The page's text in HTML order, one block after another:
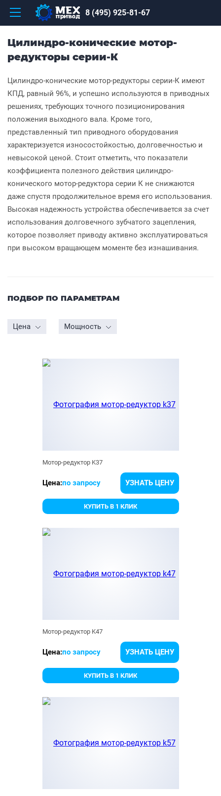
8 (495) 925-81-67
Цилиндро-конические мотор-
редукторы серии-К
Цилиндро-конические мотор-редукторы серии-К имеют
КПД, равный 96%, и успешно используются в приводных
решениях, требующих точного позиционирования
положения выходного вала. Кроме того,
представленный тип приводного оборудования
характеризуется износостойкостью, долговечностью и
невысокой ценой. Стоит отметить, что показатели
коэффициента полезного действия цилиндро-
конического мотор-редуктора серии К не снижаются
даже спустя продолжительное время его использования.
Высокая надежность устройства обеспечивается за счет
использования долговечного зубчатого зацепления,
которое позволяет приводу активно эксплуатироваться
при высоком вращающем моменте без изнашивания.
ПОДБОР ПО ПАРАМЕТРАМ
Цена Мощность
Мотор-редуктор K37
Цена:по запросу УЗНАТЬ ЦЕНУ
КУПИТЬ В 1 КЛИК
Мотор-редуктор K47
Цена:по запросу УЗНАТЬ ЦЕНУ
КУПИТЬ В 1 КЛИК